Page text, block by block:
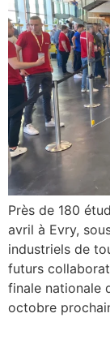
Près de 180
avril à Evry,
industriels de
futurs
finale nationale
octobre